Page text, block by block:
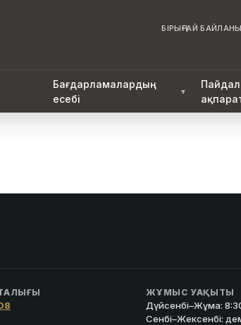
БІРЫҢҒАЙ
Бағдарламалардың
есебі
▼
ЖҰМЫС УАҚЫТЫ
Дүйсенбі–Жұма:
Сенбі–Жексенбі: